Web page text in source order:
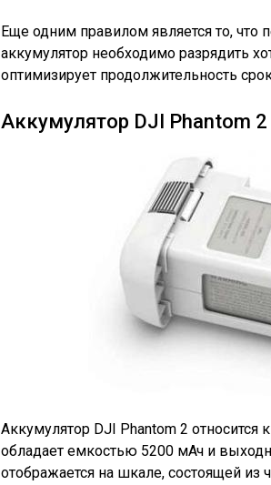
Еще одним правилом является то,
аккумулятор необходимо разрядить
оптимизирует продолжительность
Аккумулятор DJI Phantom 2
Аккумулятор DJI Phantom 2 относится
обладает емкостью 5200 мАч и
отображается на шкале, состоящей из